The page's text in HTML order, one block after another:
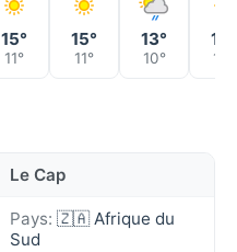
15°
11°
15°
11°
13°
10°
13°
10°
Le Cap
Pays: 🇿🇦 Afrique du
Sud